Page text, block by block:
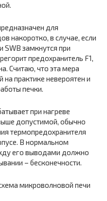
для
накоротко, в случае, если
SWB замкнутся при
предохранитель F1,
Считаю, что эта мера
на практике невероятен и
печки.
при нагреве
допустимой, обычно
термопредохранителя
В нормальном
его выводами должно
– бесконечности.